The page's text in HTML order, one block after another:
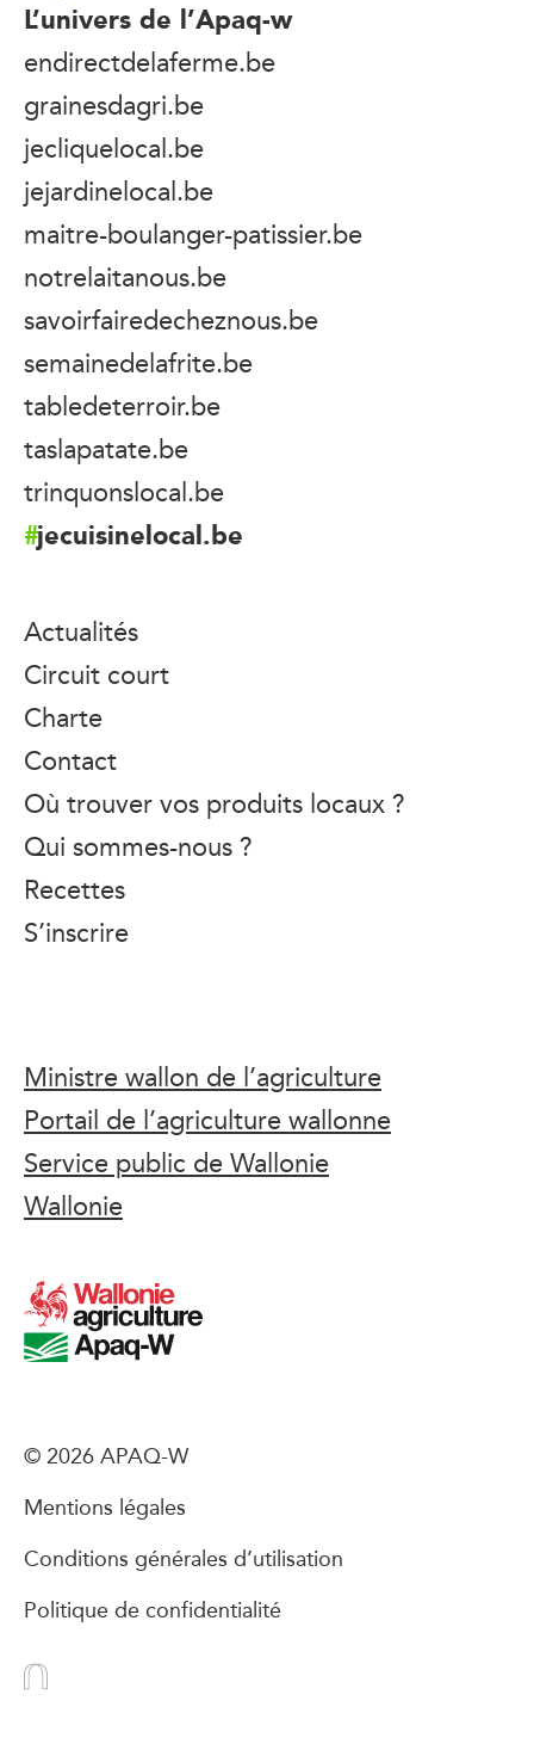
L’univers de l’Apaq-w
endirectdelaferme.be
grainesdagri.be
jecliquelocal.be
jejardinelocal.be
maitre-boulanger-patissier.be
notrelaitanous.be
savoirfairedecheznous.be
semainedelafrite.be
tabledeterroir.be
taslapatate.be
trinquonslocal.be
jecuisinelocal.be
Actualités
Circuit court
Charte
Contact
Où trouver vos produits locaux ?
Qui sommes-nous ?
Recettes
S’inscrire
Ministre wallon de l’agriculture
Portail de l’agriculture wallonne
Service public de Wallonie
Wallonie
© 2026 APAQ-W
Mentions légales
Conditions générales d’utilisation
Politique de confidentialité